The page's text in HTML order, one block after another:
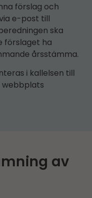
förslag och
e-post till
ska
förslaget ha
årsstämma.
i kallelsen till
av